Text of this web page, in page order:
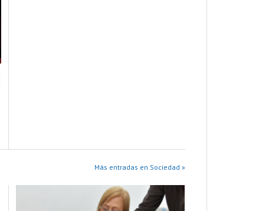
Más entradas en Sociedad »